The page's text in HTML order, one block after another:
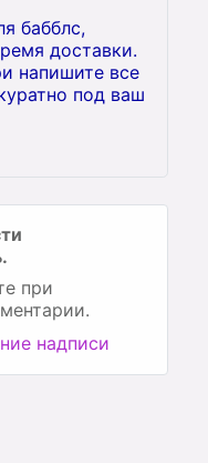
бабблс,
доставки.
напишите все
под ваш
при
надписи